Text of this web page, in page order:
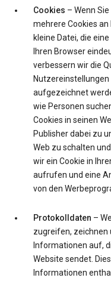
Cookies – Wenn
mehrere Cookies an
kleine Datei, die
Ihren Browser
verbessern wir die
aufgezeichnet
wie Personen
Cookies in seinen
Publisher dabei zu
Web zu schalten
wir ein Cookie in
aufrufen und eine
von den
Protokolldaten –
zugreifen, zeichnen
Informationen auf,
Website sendet.
Informationen